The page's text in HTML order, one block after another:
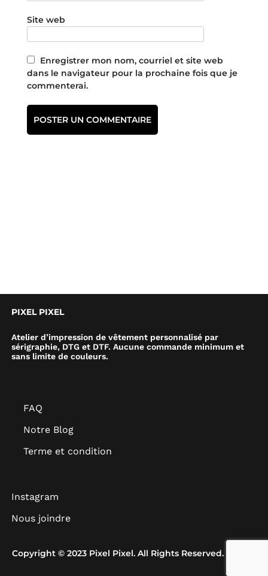
Site web
Enregistrer mon nom, courriel et site web
dans le navigateur pour la prochaine fois que je
commenterai.
PIXEL PIXEL
Atelier d’impression de vêtement personnalisé par
sérigraphie, DTG et DTF. Aucune commande minimum et
sans limite de couleurs.
FAQ
Notre Blog
Terme et condition
Instagram
Nous joindre
Copyright © 2023 Pixel Pixel. All Rights Reserved.